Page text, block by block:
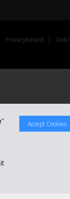
”
Accept Cookies
Privacybeleid |